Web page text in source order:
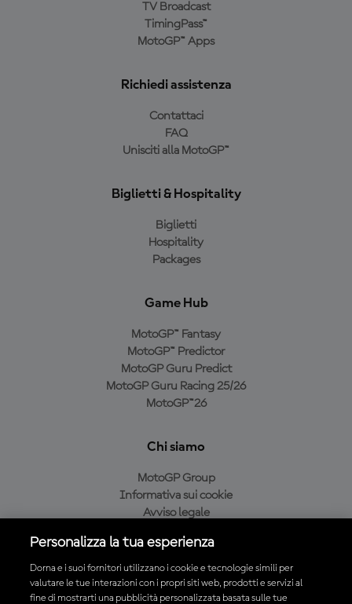
TV Broadcast
TimingPass™
MotoGP™ Apps
Richiedi assistenza
Contattaci
FAQ
Unisciti alla MotoGP™
Biglietti & Hospitality
Biglietti
Hospitality
Packages
Game Hub
MotoGP™ Fantasy
MotoGP™ Predictor
MotoGP Guru Predict
MotoGP Guru Racing 25/26
MotoGP™26
Chi siamo
MotoGP Group
Informativa sui cookie
Avviso legale
Condizioni di acquisto
Personalizza la tua esperienza
Dorna e i suoi fornitori utilizzano i cookie e tecnologie simili per
valutare le tue interazioni con i propri siti web, prodotti e servizi al
fine di mostrarti una pubblicità personalizzata basata sulle tue